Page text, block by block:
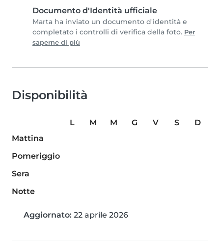
Documento d'Identità ufficiale
Marta ha inviato un documento d'identità e
completato i controlli di verifica della foto. Per
saperne di più
Disponibilità
L M M G V S
D
Mattina
Pomeriggio
Sera
Notte
Aggiornato: 22 aprile 2026